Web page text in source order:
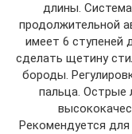
длины.
продолжительной
имеет 6 ступеней
сделать щетину
бороды.
пальца. Острые
Рекомендуется